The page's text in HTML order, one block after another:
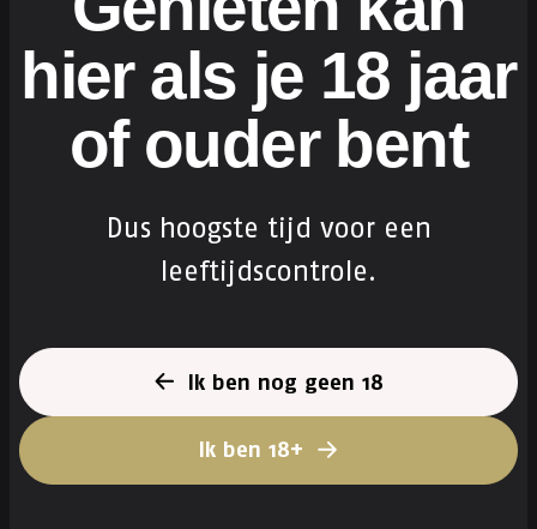
hier als je 18 jaar
of ouder bent
Dus hoogste tijd voor een
leeftijdscontrole.
Ik ben nog geen 18
Ik ben 18+
Doordrinkbaar
Ingrediënten:
gerste
mout, hop, bovengist en
kleurstof: karamel
Allergenen:
Voedingswaarden:
64 kcal/ 265 KJ per 100 ml